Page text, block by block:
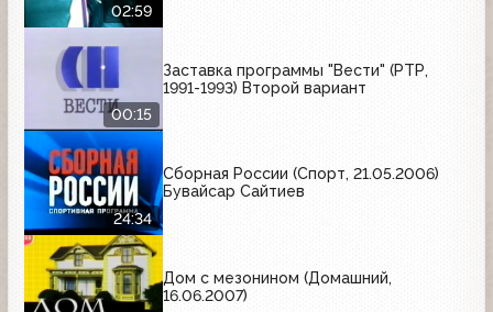
02:59
00:15
Заставка программы "Вести" (РТР,
1991-1993) Второй вариант
24:34
Сборная России (Спорт, 21.05.2006)
Бувайсар Сайтиев
Дом с мезонином (Домашний,
16.06.2007)